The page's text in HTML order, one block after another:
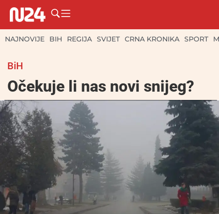
NAJNOVIJE BIH REGIJA SVIJET CRNA KRONIKA SPORT
BiH
Očekuje li nas novi snijeg?